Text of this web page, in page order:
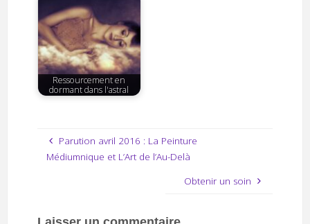
Ressourcement en
dormant dans l'astral
Parution avril 2016 : La Peinture
Médiumnique et L’Art de l’Au-Delà
Obtenir un soin